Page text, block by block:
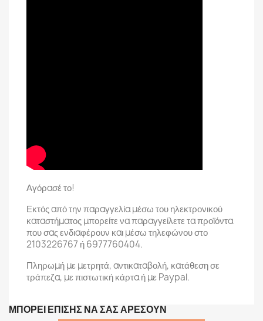
Αγόρασέ το!
Εκτός από την παραγγελία μέσω του ηλεκτρονικού
καταστήματος μπορείτε να παραγγείλετε τα προϊόντα
που σας ενδιαφέρουν και μέσω τηλεφώνου στο
2103226767 ή 6977760404.
Πληρωμή με μετρητά, αντικαταβολή, κατάθεση σε
τράπεζα, με πιστωτική κάρτα ή με Paypal.
ΜΠΟΡΕΊ ΕΠΊΣΗΣ ΝΑ ΣΑΣ ΑΡΈΣΟΥΝ